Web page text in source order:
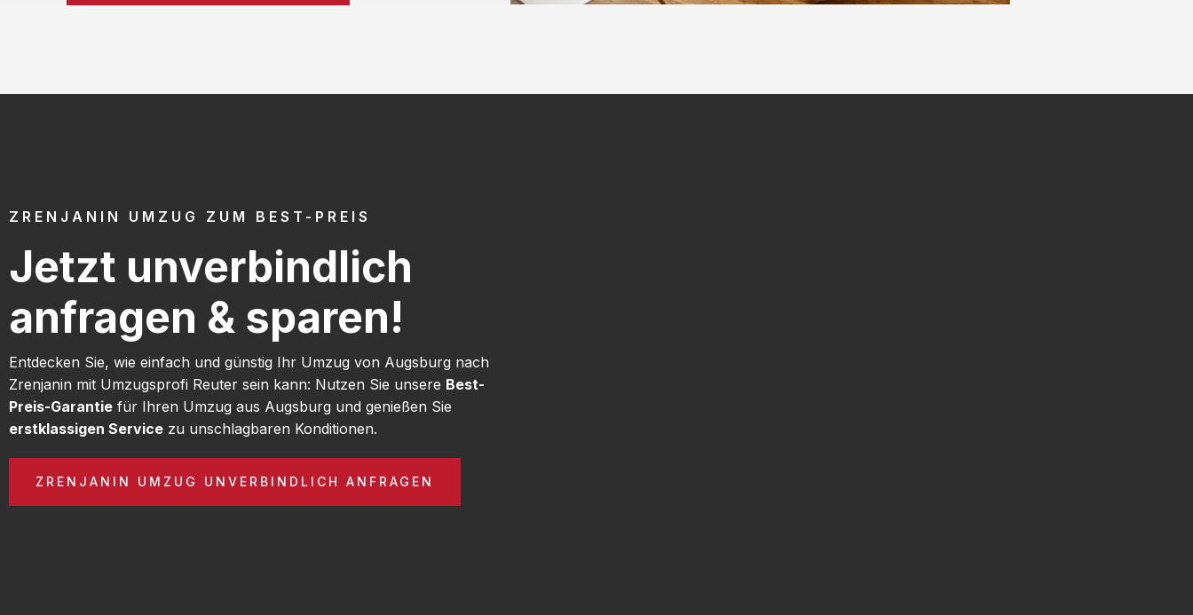
ZRENJANIN UMZUG ZUM BEST-PREIS
Jetzt unverbindlich
anfragen & sparen!
Entdecken Sie, wie einfach und günstig Ihr Umzug von Augsburg nach
Zrenjanin mit Umzugsprofi Reuter sein kann: Nutzen Sie unsere Best-
Preis-Garantie für Ihren Umzug aus Augsburg und genießen Sie
erstklassigen Service zu unschlagbaren Konditionen.
ZRENJANIN UMZUG UNVERBINDLICH ANFRAGEN